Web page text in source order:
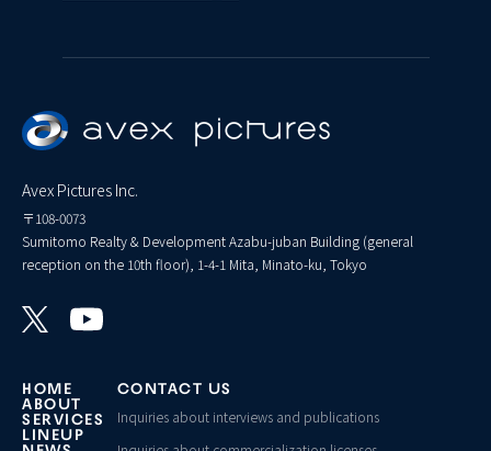
Avex Pictures Inc.
〒108-0073
Sumitomo Realty & Development Azabu-juban Building (general
reception on the 10th floor), 1-4-1 Mita, Minato-ku, Tokyo
HOME
ABOUT
SERVICES
LINEUP
NEWS
CONTACT US
Inquiries about interviews and publications